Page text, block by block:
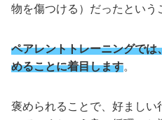
物を傷つける）だったという
ペアレントトレーニングで
めることに着目します。
褒められることで、好まし